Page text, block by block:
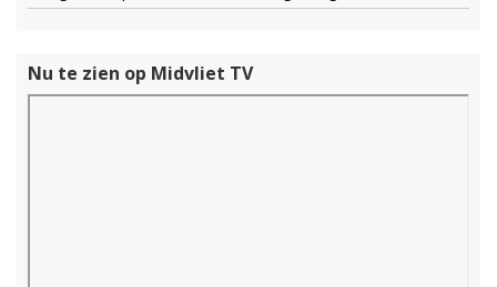
Nu te zien op Midvliet TV